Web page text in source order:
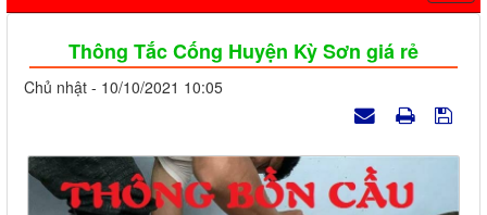
Thông Tắc Cống Huyện Kỳ Sơn giá rẻ
Chủ nhật - 10/10/2021 10:05